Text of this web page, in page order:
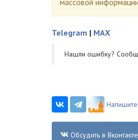
Telegram | MAX
Нашли ошибку?
Обсудить в Вконтакте